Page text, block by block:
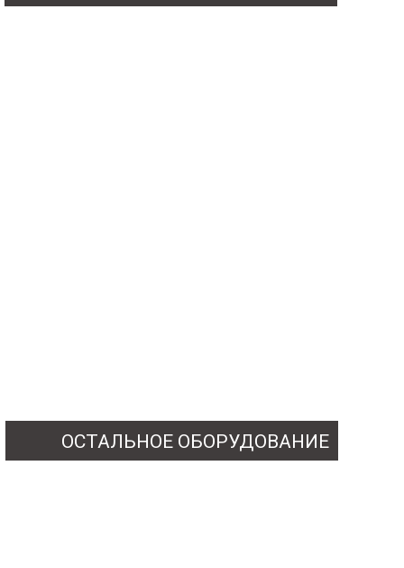
ОСТАЛЬНОЕ ОБОРУДОВАНИЕ